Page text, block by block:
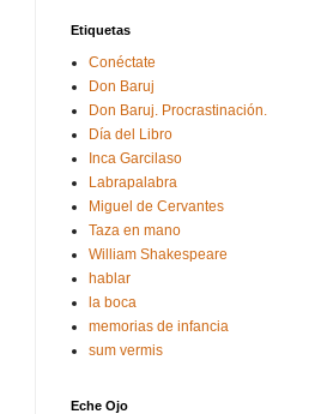
Etiquetas
Conéctate
Don Baruj
Don Baruj. Procrastinación.
Día del Libro
Inca Garcilaso
Labrapalabra
Miguel de Cervantes
Taza en mano
William Shakespeare
hablar
la boca
memorias de infancia
sum vermis
Eche Ojo